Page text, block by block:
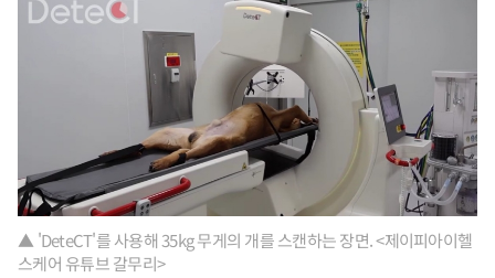
▲ 'DeteCT'를 사용해 35kg 무게의 개를 스캔하는 장면. <제이피아이헬
스케어 유튜브 갈무리>